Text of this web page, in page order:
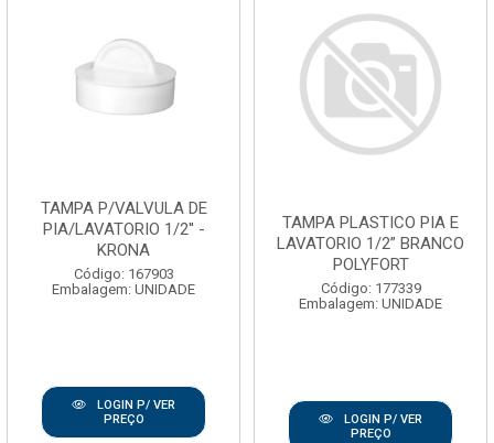
TAMPA P/VALVULA DE
PIA/LAVATORIO 1/2'' -
KRONA
Código: 167903
Embalagem: UNIDADE
LOGIN P/ VER
PREÇO
TAMPA PLASTICO PIA E
LAVATORIO 1/2” BRANCO
POLYFORT
Código: 177339
Embalagem: UNIDADE
LOGIN P/ VER
PREÇO